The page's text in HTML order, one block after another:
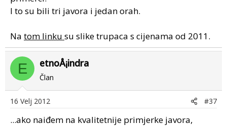
I to su bili tri javora i jedan orah.
Na tom linku su slike trupaca s cijenama od 2011.
E etnoÅ¡indra
Član
16 Velj 2012 #37
...ako naiđem na kvalitetnije primjerke javora,